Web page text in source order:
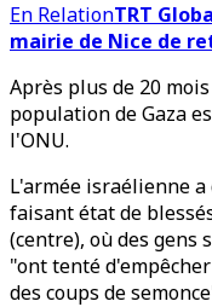
En RelationTRT
mairie de Nice de
Après plus de 20
population de Gaza
l'ONU.
L'armée israélienne
faisant état de
(centre), où des gens
"ont tenté
des coups de